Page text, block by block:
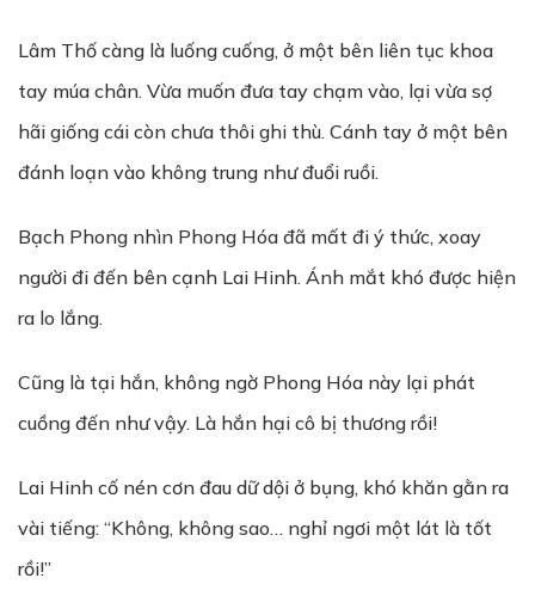
Lâm Thố càng là luống cuống, ở một bên liên tục khoa
tay múa chân. Vừa muốn đưa tay chạm vào, lại vừa sợ
hãi giống cái còn chưa thôi ghi thù. Cánh tay ở một bên
đánh loạn vào không trung như đuổi ruồi.
Bạch Phong nhìn Phong Hóa đã mất đi ý thức, xoay
người đi đến bên cạnh Lai Hinh. Ánh mắt khó được hiện
ra lo lắng.
Cũng là tại hắn, không ngờ Phong Hóa này lại phát
cuồng đến như vậy. Là hắn hại cô bị thương rồi!
Lai Hinh cố nén cơn đau dữ dội ở bụng, khó khăn gằn ra
vài tiếng: “Không, không sao… nghỉ ngơi một lát là tốt
rồi!”